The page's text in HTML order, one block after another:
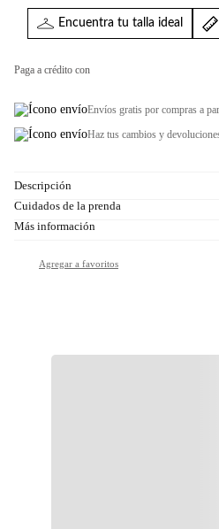
Encuentra tu talla ideal
Paga a crédito con
Envíos gratis por compras a
Haz tus cambios y
Descripción
Cuidados de la prenda
Más información